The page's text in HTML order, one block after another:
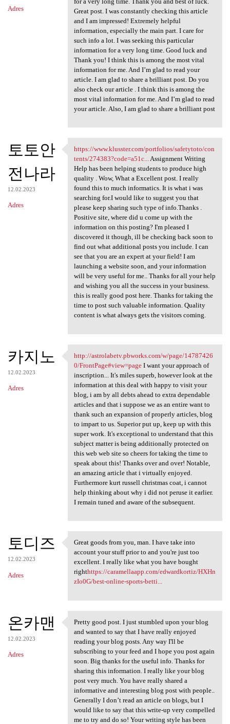
Adres
Great post. I was constantly checking this article
and I am impressed! Extremely helpful
information, especially the main part. I care for
such info a lot. I was seeking this particular
information for a very long time. Good luck and
Thank you! I think this is among the most vital
information for me. And I’m glad to read your
article. I am glad to share a brilliant post. Do you
also check our article . I think this is among the
most vital information for me. And I’m glad to read
your article. Also, I am glad to share a brilliant post
토토안
전나라
12.02.2023
Adres
https://www.klusster.com
https://www.klusster.com/portfolios/safetytoto/con
tents/274383?code=a51c...Assignment Writing
Help has been helping students to produce high
quality . Wow, What a Excellent post. I really
found this to much informatics. It is what i was
searching for.I would like to suggest you that
please keep sharing such type of info.Thanks .
Positive site, where did u come up with the
information on this posting? I'm pleased I
discovered it though, ill be checking back soon to
find out what additional posts you include. I can
see that you are an expert at your field! I am
launching a website soon, and your information
will be very useful for me.. Thanks for all your help
and wishing you all the success in your business.
this is really good post here. Thanks for taking the
time to post such valuable information. Quality
content is what always gets the visitors coming.
카지노
12.02.2023
Adres
http://astrolabetv.pbworks
http://astrolabetv.pbworks.com/w/page/14787426
0/FrontPage#view=pageI want your approach of
inscription... It's miles superb, however look at the
information at this deal with happy to visit your
blog, i am by all debts ahead to extra dependable
articles and that i suppose we as an entire want to
thank such an expansion of properly articles, blog
to impart to us. Superior put up, keep up with this
super work. It's exceptional to understand that this
subject matter is being additionally protected on
this web web site so cheers for taking the time to
speak about this! Thanks over and over! Notable,
an amazing article that i virtually enjoyed.
Furthermore kurt russell christmas coat, i cannot
help thinking about why i did not peruse it earlier.
I remain tuned and aware of the subsequent.
토디즈
12.02.2023
Adres
Great goods from you, man. I
Great goods from you, man. I have take into
account your stuff prior to and you're just too
excellent. I really like what you have bought
righthttps://caramellaapp.com/edwardkortiz/HXHn
zIo0G/best-online-sports-betti...
온카맨
12.02.2023
Adres
Pretty good post. I just
Pretty good post. I just stumbled upon your blog
and wanted to say that I have really enjoyed
reading your blog posts. Any way I'll be
subscribing to your feed and I hope you post again
soon. Big thanks for the useful info. Thanks for
sharing this information. I really like your blog
post very much. You have really shared a
informative and interesting blog post with people..
Generally I don’t read an article on blogs, but I
would like to say that this write-up very compelled
me to try and do so! Your writing style has been